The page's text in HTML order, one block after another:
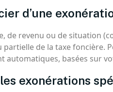
d’une
de revenu ou de situation
de la taxe foncière.
automatiques, basées sur
exonérations